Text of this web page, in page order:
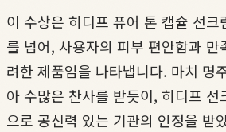
이 수상은 히디프 퓨어 톤 캡슐 선
를 넘어, 사용자의 피부 편안함과 만
려한 제품임을 나타냅니다. 마치 명
아 수많은 찬사를 받듯이, 히디프 선
으로 공신력 있는 기관의 인정을 받